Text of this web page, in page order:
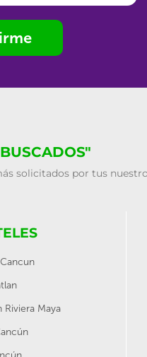
solicitados por tus
Maya